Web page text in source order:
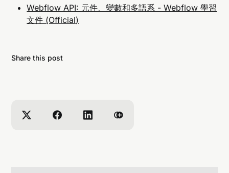
Webflow API: 元件、變數和多語系 - Webflow 學習
文件 (Official)
Share this post